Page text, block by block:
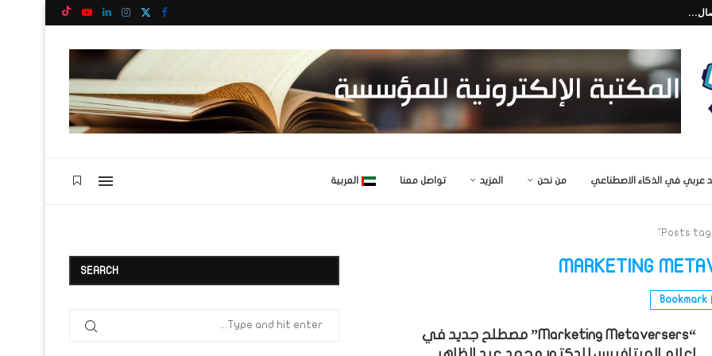
من نحن المزيد تواصل معنا العربية
Posts
MARKETING
Bookmark
“Marketing Metaversers” مصطلح جديد في
SEARCH